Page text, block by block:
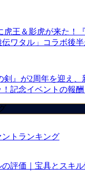
虎王＆影虎が来た！
ワタル」コラボ後半
剣』が2周年を迎え
記念イベントの報酬
トランキング
評価｜宝具とスキ